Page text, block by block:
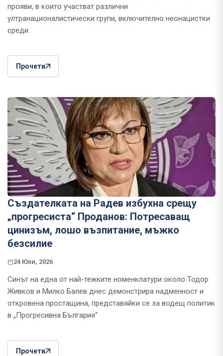
прояви, в които участват различни
ултранационалистически групи, включително неонацистки
среди.
Прочети
Създателката на Радев избухна срещу
„прогресиста“ Проданов: Потресаващ
цинизъм, лошо възпитание, мъжко
безсилие
24 Юли, 2026
Синът на една от най-тежките номенклатури около Тодор
Живков и Милко Балев днес демонстрира надменност и
откровена простащина, представяйки се за водещ политик
в „Прогресивна България“
Прочети